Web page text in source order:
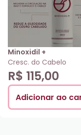
Minoxidil +
Cresc. do Cabelo
R$ 115,00
Adicionar ao